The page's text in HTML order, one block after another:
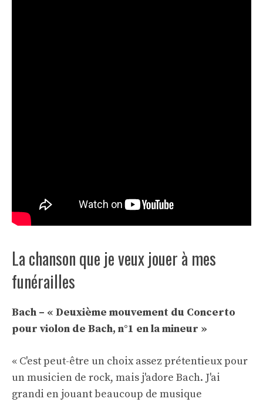
La chanson que je veux jouer à mes
funérailles
Bach – « Deuxième mouvement du Concerto
pour violon de Bach, n°1 en la mineur »
« C'est peut-être un choix assez prétentieux pour
un musicien de rock, mais j'adore Bach. J'ai
grandi en jouant beaucoup de musique